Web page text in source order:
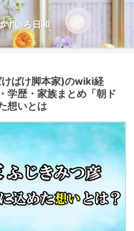
ずいろ日和
ばけ脚本家)のwiki経
学歴・家族まとめ「朝ド
想いとは